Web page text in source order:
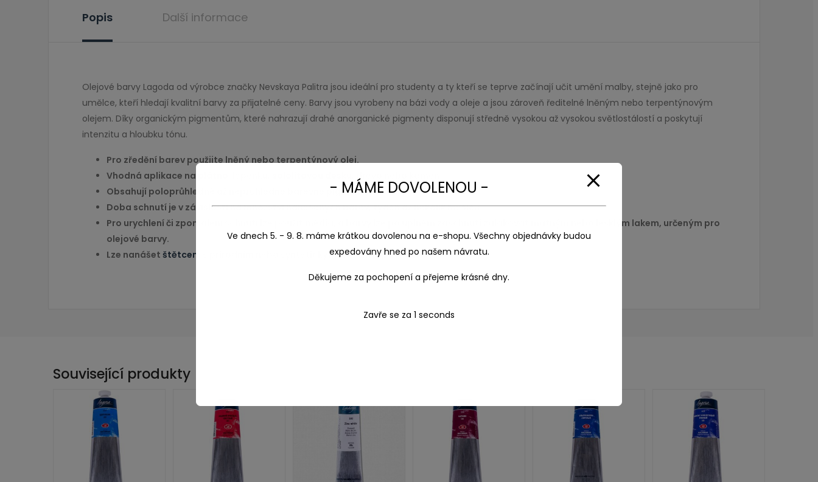
Popis Další informace
Olejové barvy Lagoda od výrobce značky Nevskaya Palitra jsou ideální pro studenty a ty kteří se teprve začínají učit umění malby, stejně jako pro
umělce, kteří hledají kvalitní barvy za přijatelné ceny. Barvy jsou vyrobeny na bázi vody a oleje a jsou zároveň ředitelné lněným nebo terpentýnovým
olejem. Díky organickým pigmentům, které nahrazují drahé anorganické pigmenty disponují středně vysokou až vysokou světlostálostí a poskytují
intenzitu a hloubku tónu.
Pro zředění barev použijte lněný nebo terpentýnový olej.
Vhodná aplikace na
, dřevo nebo kámen
Obsahují poloprůhledné až neprůhledné barevné pigmenty
Doba schnutí je v závislosti na množství nanesených barev, týden až několik měsíců.
Pro urychlení či zpomalení schnutí lze použít média, a barvy lze po úplném zaschnutí zalakovat matným nebo lesklým lakem, určeným pro
olejové barvy.
Lze nanášet štětcem s přírodním nebo syntetickým vlasem išpachtlemi.
Související produkty
- MÁME DOVOLENOU -
Ve dnech 5. - 9. 8. máme krátkou dovolenou na e-shopu. Všechny objednávky budou
expedovány hned po našem návratu.
Děkujeme za pochopení a přejeme krásné dny.
Zavře se za 1 seconds